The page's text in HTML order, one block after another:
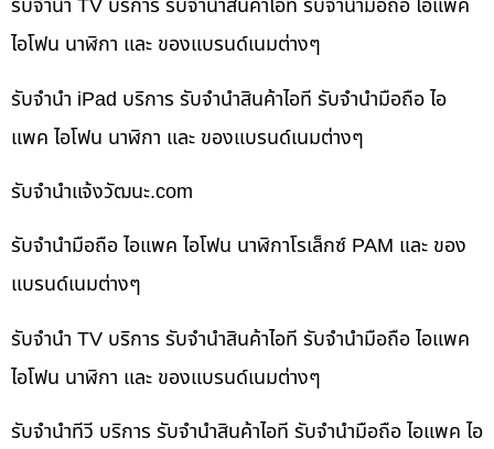
รับจำนำ TV บริการ รับจำนำสินค้าไอที รับจำนำมือถือ ไอแพค
ไอโฟน นาฬิกา และ ของแบรนด์เนมต่างๆ
รับจำนำ iPad บริการ รับจำนำสินค้าไอที รับจำนำมือถือ ไอ
แพค ไอโฟน นาฬิกา และ ของแบรนด์เนมต่างๆ
รับจํานําแจ้งวัฒนะ.com
รับจำนำมือถือ ไอแพค ไอโฟน นาฬิกาโรเล็กซ์ PAM และ ของ
แบรนด์เนมต่างๆ
รับจำนำ TV บริการ รับจำนำสินค้าไอที รับจำนำมือถือ ไอแพค
ไอโฟน นาฬิกา และ ของแบรนด์เนมต่างๆ
รับจำนำทีวี บริการ รับจำนำสินค้าไอที รับจำนำมือถือ ไอแพค ไอ